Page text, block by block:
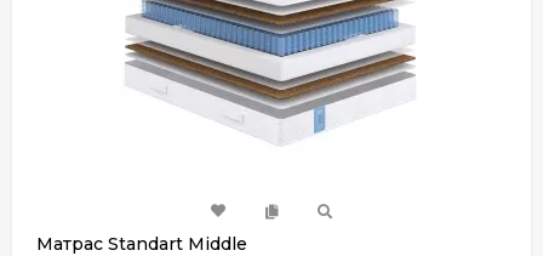
Матрас Standart Middle